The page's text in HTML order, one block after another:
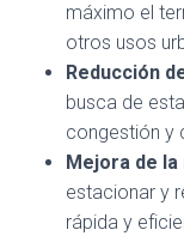
máximo el
otros usos
Reducción
busca de
congestión y
Mejora de la
estacionar y
rápida y